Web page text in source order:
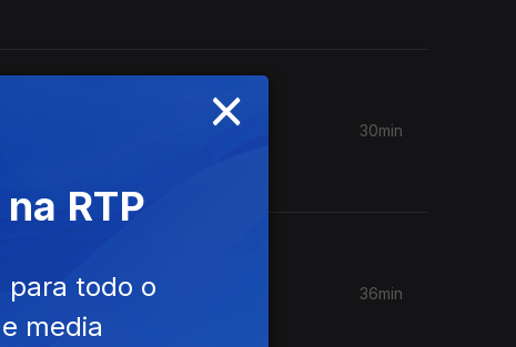
o
30min
36min
×
RTP
para todo o
media